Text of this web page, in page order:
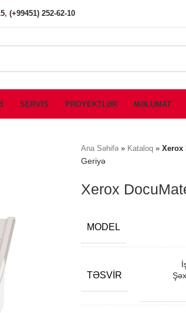
, (+99451) 252-62-10
SERVİS PROYEKTLƏR MƏLUMAT
Ana Səhifə » Kataloq » Xerox
Geriyə
Xerox
MODEL
TƏSVIR